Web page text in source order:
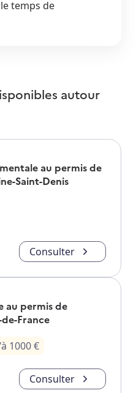
temps de
autour
au permis de
Saint-Denis
Consulter
au permis de
France
1000€
Consulter